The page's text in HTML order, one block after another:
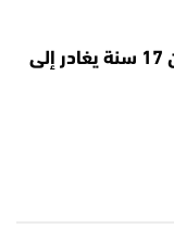
المنتخب الوطني لأقل من 17 سنة يغادر إلى